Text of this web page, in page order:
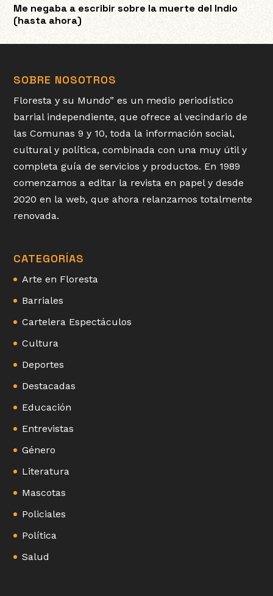
Me negaba a escribir sobre la muerte del Indio
(hasta ahora)
SOBRE NOSOTROS
Floresta y su Mundo” es un medio periodístico
barrial independiente, que ofrece al vecindario de
las Comunas 9 y 10, toda la información social,
cultural y política, combinada con una muy útil y
completa guía de servicios y productos. En 1989
comenzamos a editar la revista en papel y desde
2020 en la web, que ahora relanzamos totalmente
renovada.
CATEGORÍAS
Arte en Floresta
Barriales
Cartelera Espectáculos
Cultura
Deportes
Destacadas
Educación
Entrevistas
Género
Literatura
Mascotas
Policiales
Política
Salud